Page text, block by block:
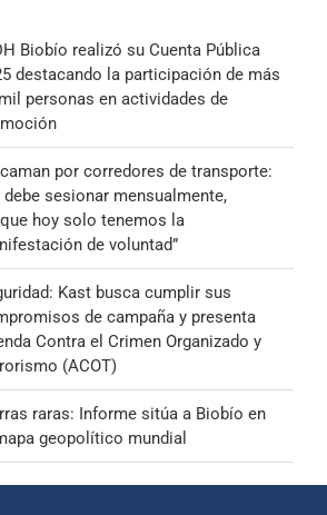
Biobío realizó su Cuenta Pública
destacando la participación de más
personas en actividades de
por corredores de transporte:
debe sesionar mensualmente,
hoy solo tenemos la
de voluntad”
Kast busca cumplir sus
de campaña y presenta
Contra el Crimen Organizado y
(ACOT)
raras: Informe sitúa a Biobío en
geopolítico mundial